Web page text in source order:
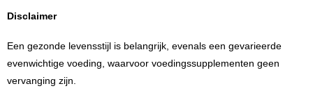
Disclaimer
Een gezonde levensstijl is belangrijk, evenals een gevarieerde
evenwichtige voeding, waarvoor voedingssupplementen geen
vervanging zijn.